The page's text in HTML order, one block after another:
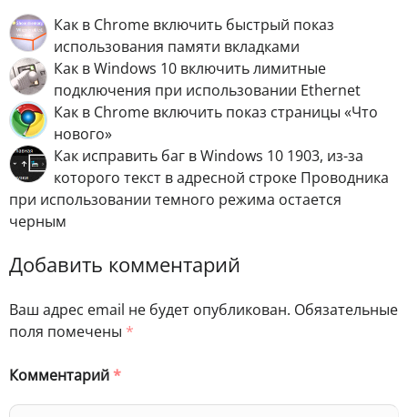
Как в Chrome включить быстрый показ
использования памяти вкладками
Как в Windows 10 включить лимитные
подключения при использовании Ethernet
Как в Chrome включить показ страницы «Что
нового»
Как исправить баг в Windows 10 1903, из-за
которого текст в адресной строке Проводника
при использовании темного режима остается
черным
Добавить комментарий
Ваш адрес email не будет опубликован. Обязательные
поля помечены *
Комментарий*